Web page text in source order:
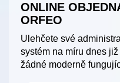
ONLINE
ORFEO
Ulehčete své
systém na míru dnes
žádné moderně